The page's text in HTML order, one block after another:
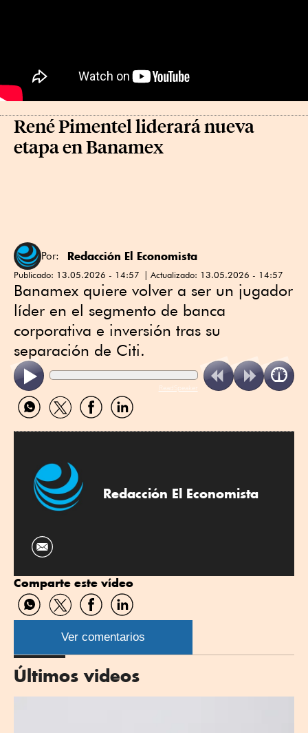
René Pimentel liderará nueva
etapa en Banamex
Por: Redacción El Economista
Publicado: 13.05.2026 - 14:57 Actualizado: 13.05.2026 - 14:57
Banamex quiere volver a ser un jugador
líder en el segmento de banca
corporativa e inversión tras su
separación de Citi.
ReadSpeaker
Compartir
por
Compartir
por
Compartir
por
Compartir
por
Redacción El Economista
Comparte este vídeo
Compartir
por
WhatsApp
Compartir
por
Twitter
Compartir
por
Facebook
Compartir
por
Linkedin
Ver comentarios
Últimos videos